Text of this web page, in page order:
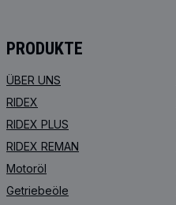
PRODUKTE
ÜBER UNS
RIDEX
RIDEX PLUS
RIDEX REMAN
Motoröl
Getriebeöle